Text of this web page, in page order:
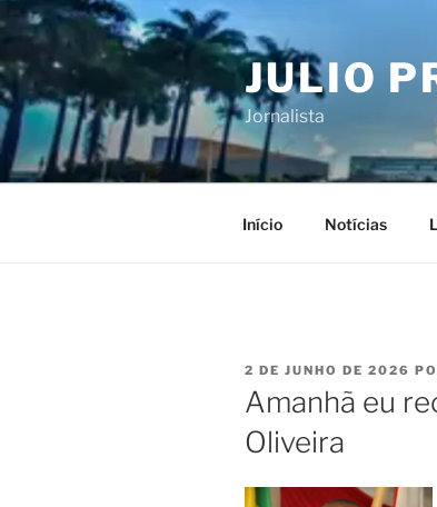
Pular
para
o
conteúdo
JULIO
Jornalista
Início Notícias
PUBLICADO
EM
2 DE JUNHO DE 2026
Amanhã eu
Oliveira